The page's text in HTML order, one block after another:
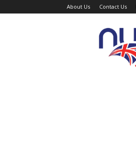
About Us Contact Us